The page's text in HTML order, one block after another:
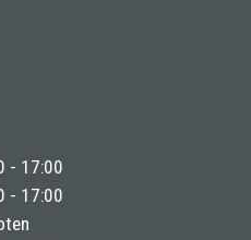
- 17:00
- 17:00